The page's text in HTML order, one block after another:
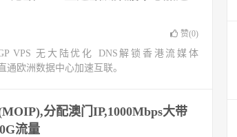
赞(0)
VPS 无大陆优化 DNS解锁香港流媒体
通欧洲数据中心加速互联。
分配澳门IP,1000Mbps大带
流量